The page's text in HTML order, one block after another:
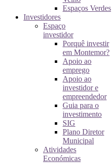
Espaços Verdes
Investidores
Espaço
investidor
Porquê investir
em Montemor?
Apoio ao
emprego
Apoio ao
investidor e
empreendedor
Guia para o
investimento
SIG
Plano Diretor
Municipal
Atividades
Económicas